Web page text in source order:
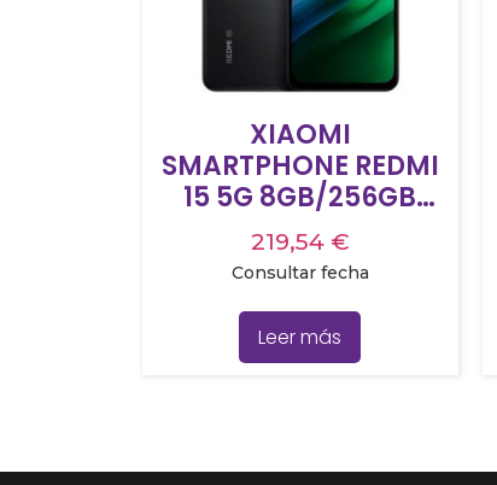
XIAOMI
SMARTPHONE REDMI
15 5G 8GB/256GB
6.90″ NEGRO
219,54 €
Consultar fecha
Leer más